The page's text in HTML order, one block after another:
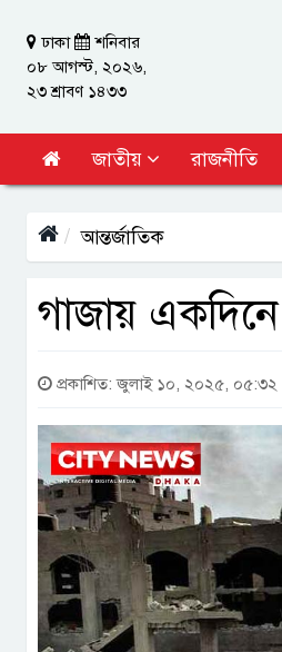
ঢাকা
শনিবার
০৮ আগস্ট, ২০২৬,
২৩ শ্রাবণ ১৪৩৩
জাতীয় রাজনীতি
আন্তর্জাতিক
গাজায়
প্রকাশিত: জুলাই ১০, ২০২৫,